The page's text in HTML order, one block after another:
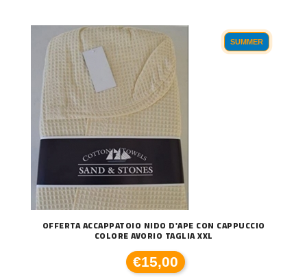
SUMMER
OFFERTA ACCAPPATOIO NIDO D'APE CON CAPPUCCIO
COLORE AVORIO TAGLIA XXL
€15,00